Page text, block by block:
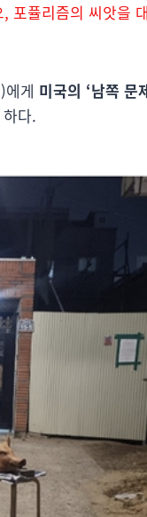
포퓰리즘의 씨앗을
에게 미국의 ‘남쪽 문
다.